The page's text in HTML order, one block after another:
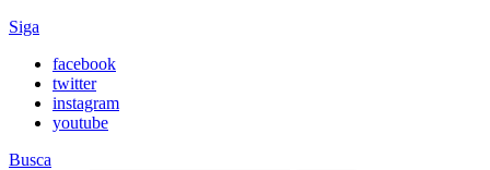
Siga
facebook
twitter
instagram
youtube
Busca